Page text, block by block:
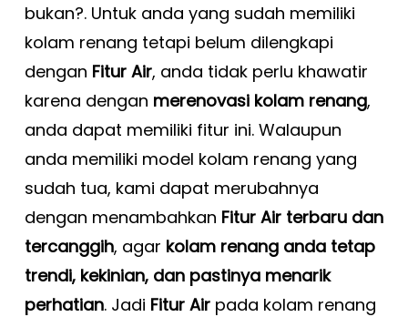
bukan?. Untuk anda yang sudah memiliki
kolam renang tetapi belum dilengkapi
dengan Fitur Air, anda tidak perlu khawatir
karena dengan merenovasi kolam renang,
anda dapat memiliki fitur ini. Walaupun
anda memiliki model kolam renang yang
sudah tua, kami dapat merubahnya
dengan menambahkan Fitur Air terbaru dan
tercanggih, agar kolam renang anda tetap
trendi, kekinian, dan pastinya menarik
perhatian. Jadi Fitur Airpada kolam renang